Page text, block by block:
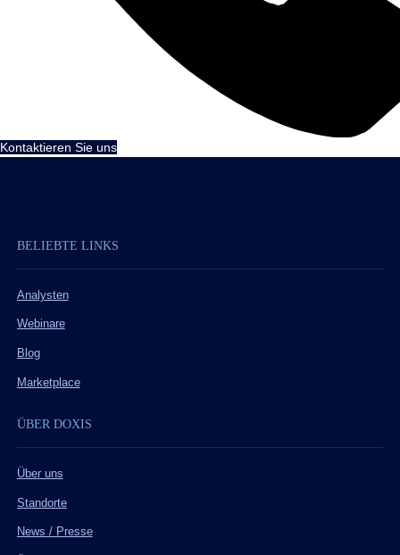
Kontaktieren Sie uns
BELIEBTE LINKS
Analysten
Webinare
Blog
Marketplace
ÜBER DOXIS
Über uns
Standorte
News / Presse